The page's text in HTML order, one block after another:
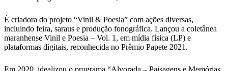
É criadora do projeto “Vinil & Poesia” com ações diversas,
incluindo feira, saraus e produção fonográfica. Lançou a coletânea
maranhense Vinil e Poesia – Vol. 1, em mídia física (LP) e
plataformas digitais, reconhecida no Prêmio Papete 2021.
Em 2020, idealizou o programa “Alvorada – Paisagens e Memórias